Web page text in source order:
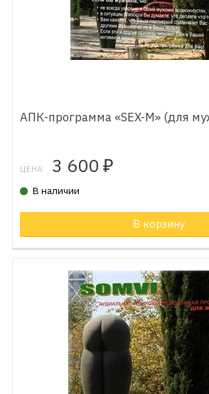
АПК-программа «SEX-M» (для
ЦЕНА: 3 600 ₽
В наличии
В корзину